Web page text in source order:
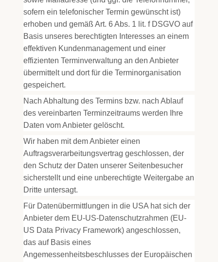
sofern ein telefonischer Termin gewünscht ist)
erhoben und gemäß Art. 6 Abs. 1 lit. f DSGVO auf
Basis unseres berechtigten Interesses an einem
effektiven Kundenmanagement und einer
effizienten Terminverwaltung an den Anbieter
übermittelt und dort für die Terminorganisation
gespeichert.
Nach Abhaltung des Termins bzw. nach Ablauf
des vereinbarten Terminzeitraums werden Ihre
Daten vom Anbieter gelöscht.
Wir haben mit dem Anbieter einen
Auftragsverarbeitungsvertrag geschlossen, der
den Schutz der Daten unserer Seitenbesucher
sicherstellt und eine unberechtigte Weitergabe an
Dritte untersagt.
Für Datenübermittlungen in die USA hat sich der
Anbieter dem EU-US-Datenschutzrahmen (EU-
US Data Privacy Framework) angeschlossen,
das auf Basis eines
Angemessenheitsbeschlusses der Europäischen